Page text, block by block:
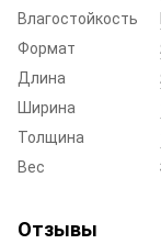
Влагостойкость
Формат
Длина
Ширина
Толщина
Вес
Отзывы